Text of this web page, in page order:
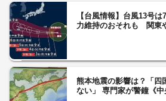
【台風情報】台風13号
力維持のおそれも 関東
熊本地震の影響は？「四
ない」 専門家が警鐘《